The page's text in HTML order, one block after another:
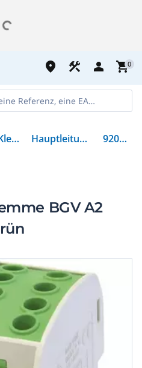
place construction person shopping_cart0
Klemmen Hauptleitungsklemme 92006613
BGV A2